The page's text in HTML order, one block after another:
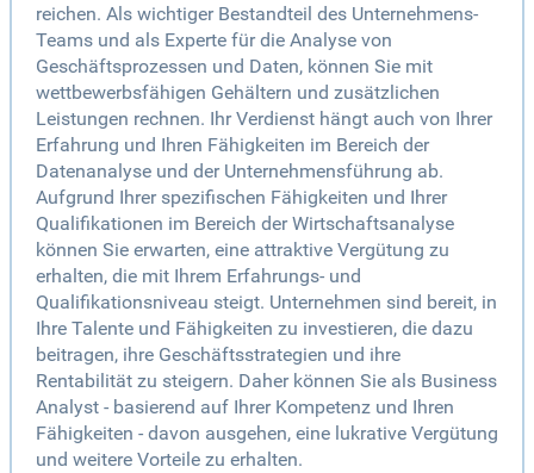
reichen. Als wichtiger Bestandteil des Unternehmens-
Teams und als Experte für die Analyse von
Geschäftsprozessen und Daten, können Sie mit
wettbewerbsfähigen Gehältern und zusätzlichen
Leistungen rechnen. Ihr Verdienst hängt auch von Ihrer
Erfahrung und Ihren Fähigkeiten im Bereich der
Datenanalyse und der Unternehmensführung ab.
Aufgrund Ihrer spezifischen Fähigkeiten und Ihrer
Qualifikationen im Bereich der Wirtschaftsanalyse
können Sie erwarten, eine attraktive Vergütung zu
erhalten, die mit Ihrem Erfahrungs- und
Qualifikationsniveau steigt. Unternehmen sind bereit, in
Ihre Talente und Fähigkeiten zu investieren, die dazu
beitragen, ihre Geschäftsstrategien und ihre
Rentabilität zu steigern. Daher können Sie als Business
Analyst - basierend auf Ihrer Kompetenz und Ihren
Fähigkeiten - davon ausgehen, eine lukrative Vergütung
und weitere Vorteile zu erhalten.